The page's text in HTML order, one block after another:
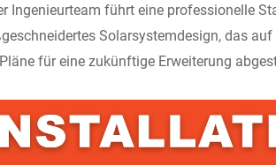
Ingenieurteam führt eine professionelle
Solarsystemdesign, das
für eine zukünftige Erweiterung